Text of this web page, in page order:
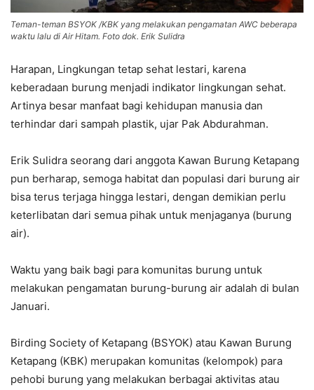
Teman-teman BSYOK /KBK yang melakukan pengamatan AWC beberapa
waktu lalu di Air Hitam. Foto dok. Erik Sulidra
Harapan, Lingkungan tetap sehat lestari, karena
keberadaan burung menjadi indikator lingkungan sehat.
Artinya besar manfaat bagi kehidupan manusia dan
terhindar dari sampah plastik, ujar Pak Abdurahman.
Erik Sulidra seorang dari anggota Kawan Burung Ketapang
pun berharap, semoga habitat dan populasi dari burung air
bisa terus terjaga hingga lestari, dengan demikian perlu
keterlibatan dari semua pihak untuk menjaganya (burung
air).
Waktu yang baik bagi para komunitas burung untuk
melakukan pengamatan burung-burung air adalah di bulan
Januari.
Birding Society of Ketapang (BSYOK) atau Kawan Burung
Ketapang (KBK) merupakan komunitas (kelompok) para
pehobi burung yang melakukan berbagai aktivitas atau